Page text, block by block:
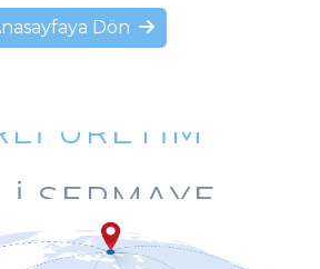
Dön
ÜRETIM
SERMAYE